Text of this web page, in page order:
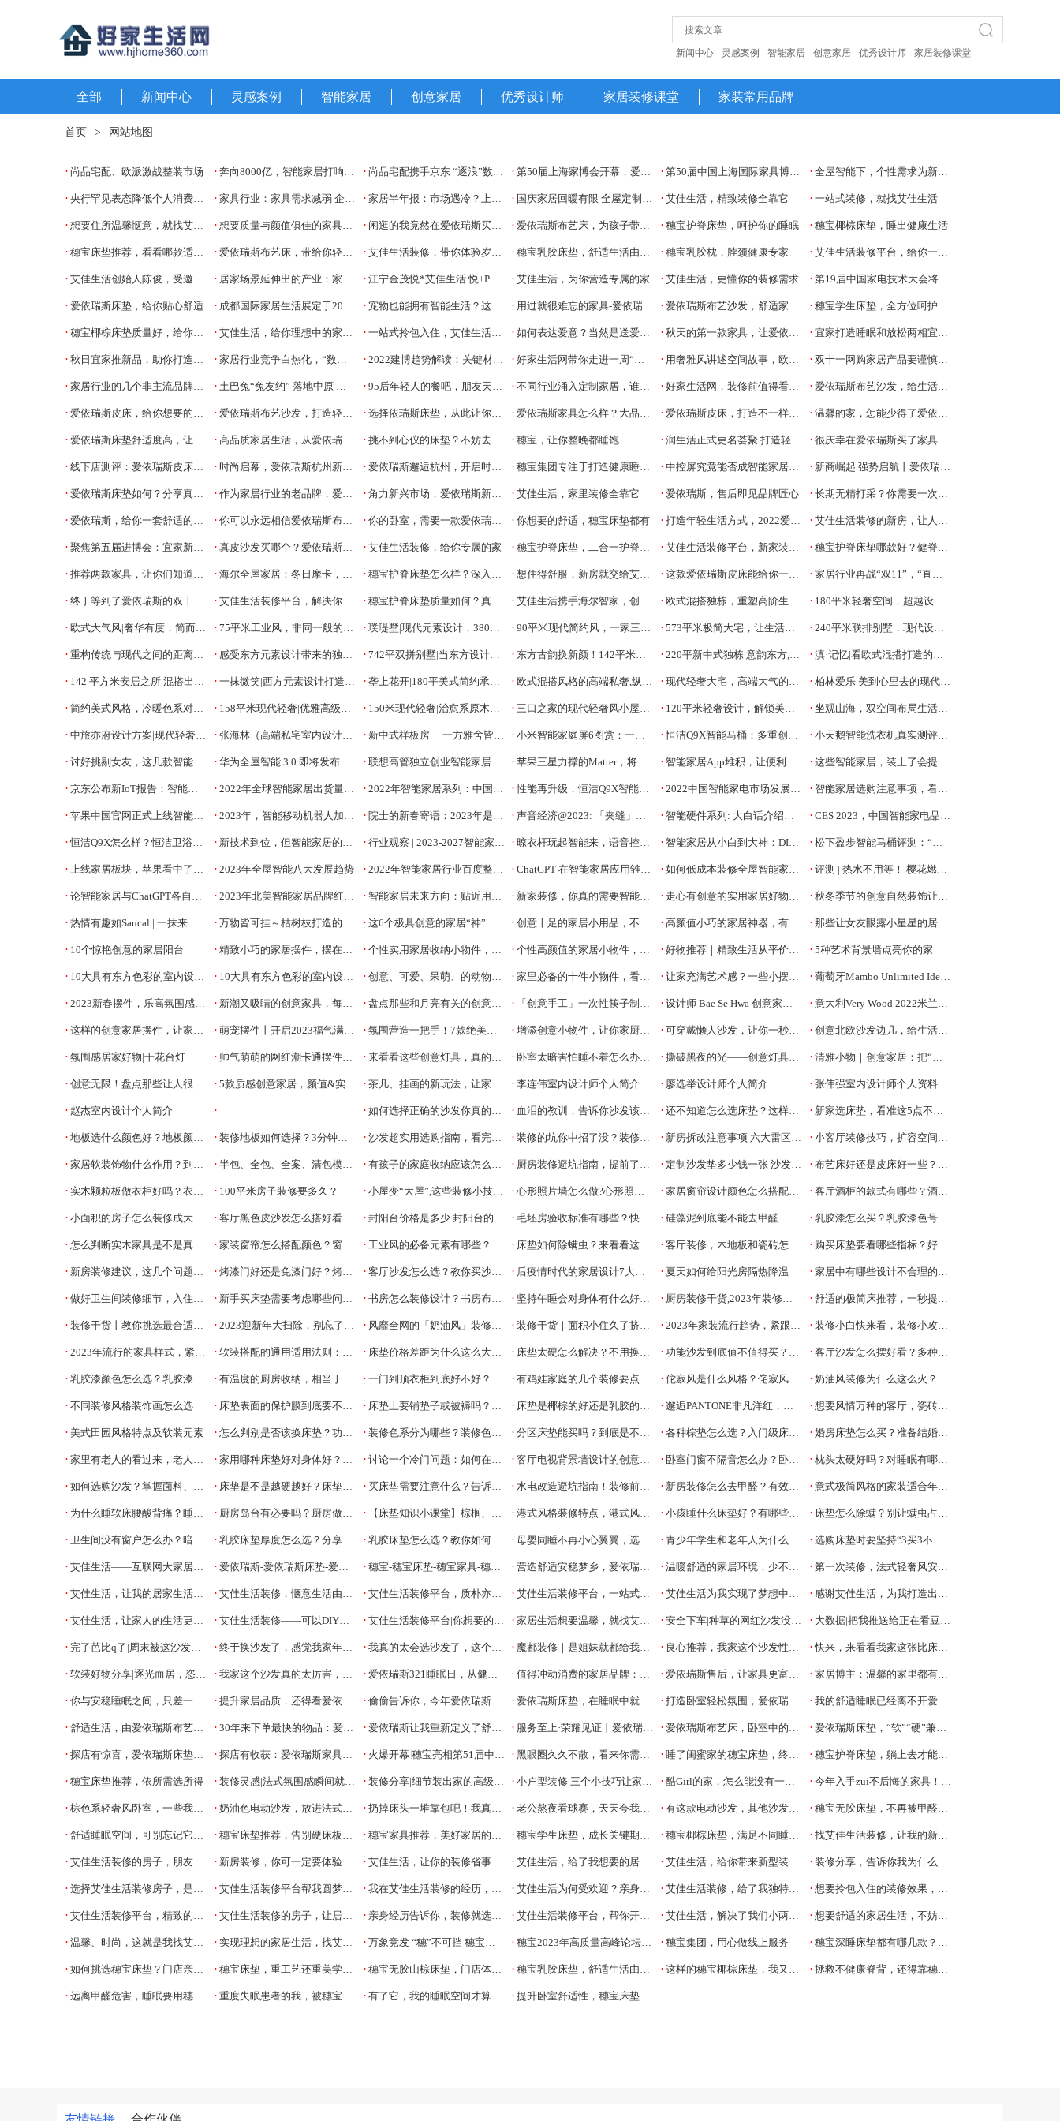
新闻中心 灵感案例 智能家居 创意家居 优秀设计师 家居装修课堂
全部 新闻中心 灵感案例 智能家居 创意家居 优秀设计师 家居装修课堂 家装常用品牌
首页 > 网站地图
· 尚品宅配、欧派激战整装市场 · 奔向8000亿，智能家居打响“空间战” · 尚品宅配携手京东 “逐浪”数字化家居新机遇 · 第50届上海家博会开幕，爱依瑞斯《自由岛》新品重磅首发！ · 第50届中国上海国际家具博览会，爱依瑞斯自由岛重磅首发！ · 全屋智能下，个性需求为新玩家创造细分市场空间
· 央行罕见表态降低个人消费信贷成本，释放了什么信号？ · 家具行业：家具需求减弱 企业成本压力较大 · 家居半年报：市场遇冷？上半年家居企业超半数营收下滑 · 国庆家居回暖有限 全屋定制赛道“负重”领跑 · 艾佳生活，精致装修全靠它 · 一站式装修，就找艾佳生活
· 想要住所温馨惬意，就找艾佳生活装修 · 想要质量与颜值俱佳的家具，就来爱依瑞斯 · 闲逛的我竟然在爱依瑞斯买了一款沙发 · 爱依瑞斯布艺床，为孩子带来童话梦乡 · 穗宝护脊床垫，呵护你的睡眠 · 穗宝椰棕床垫，睡出健康生活
· 穗宝床垫推荐，看看哪款适合你 · 爱依瑞斯布艺床，带给你轻松的卧室环境 · 艾佳生活装修，带你体验岁月静好 · 穗宝乳胶床垫，舒适生活由此开始 · 穗宝乳胶枕，脖颈健康专家 · 艾佳生活装修平台，给你一个舒适的家
· 艾佳生活创始人陈俊，受邀参加2022乐居财经物业论坛 · 居家场景延伸出的产业：家居服务业的崛起 · 江宁金茂悦*艾佳生活 悦+PLUS样板间盛大开放 · 艾佳生活，为你营造专属的家 · 艾佳生活，更懂你的装修需求 · 第19届中国家电技术大会将于10月底在甬举办
· 爱依瑞斯床垫，给你贴心舒适 · 成都国际家居生活展定于2023年2月举行 · 宠物也能拥有智能生活？这几种设备正流行 · 用过就很难忘的家具-爱依瑞斯布艺沙发 · 爱依瑞斯布艺沙发，舒适家居生活必不可少的角色！ · 穗宝学生床垫，全方位呵护儿童健康
· 穗宝椰棕床垫质量好，给你一整晚安心好睡眠 · 艾佳生活，给你理想中的家居氛围感 · 一站式拎包入住，艾佳生活给你居家新体验 · 如何表达爱意？当然是送爱依瑞斯床垫 · 秋天的第一款家具，让爱依瑞斯满足你 · 宜家打造睡眠和放松两相宜的多功能生活空间
· 秋日宜家推新品，助你打造舒适惬意家居空间 · 家居行业竞争白热化，“数字化”或将成战略突破口 · 2022建博趋势解读：关键材质与工艺 · 好家生活网带你走进一周“建”闻 · 用奢雅风讲述空间故事，欧派家居推出秋季新品 · 双十一网购家居产品要谨慎，名品冒牌网店扎堆儿
· 家居行业的几个非主流品牌，你都了解吗 · 土巴兔“兔友约” 落地中原 共商数字化发展大计 · 95后年轻人的餐吧，朋友天天都想来蹭饭 · 不同行业涌入定制家居，谁会最终成为烫手的山芋 · 好家生活网，装修前值得看一看 · 爱依瑞斯布艺沙发，给生活更多享受
· 爱依瑞斯皮床，给你想要的轻奢生活体验 · 爱依瑞斯布艺沙发，打造轻松的卧室环境 · 选择依瑞斯床垫，从此让你爱上睡眠 · 爱依瑞斯家具怎么样？大品牌当然值得信赖 · 爱依瑞斯皮床，打造不一样的卧室格调 · 温馨的家，怎能少得了爱依瑞斯沙发
· 爱依瑞斯床垫舒适度高，让懒床变得理所当然 · 高品质家居生活，从爱依瑞斯沙发开始 · 挑不到心仪的床垫？不妨去穗宝看一下 · 穗宝，让你整晚都睡饱 · 润生活正式更名荟聚 打造轻奢版“小宜家” · 很庆幸在爱依瑞斯买了家具
· 线下店测评：爱依瑞斯皮床，干货满满！ · 时尚启幕，爱依瑞斯杭州新时代旗舰店盛大开业！ · 爱依瑞斯邂逅杭州，开启时尚家居之旅 · 穗宝集团专注于打造健康睡眠床垫 · 中控屏究竟能否成智能家居新宠？ · 新商崛起 强势启航丨爱依瑞斯阜南红星美凯龙旗舰店盛大开业！
· 爱依瑞斯床垫如何？分享真实的测评结果 · 作为家居行业的老品牌，爱依瑞斯怎么样 · 角力新兴市场，爱依瑞斯新乡1600平超级旗舰店盛大开业！ · 艾佳生活，家里装修全靠它 · 爱依瑞斯，售后即见品牌匠心 · 长期无精打采？你需要一次深度好睡眠了
· 爱依瑞斯，给你一套舒适的布艺沙发 · 你可以永远相信爱依瑞斯布艺沙发 · 你的卧室，需要一款爱依瑞斯布艺床 · 你想要的舒适，穗宝床垫都有 · 打造年轻生活方式，2022爱依瑞斯莫拉新品荣耀上市！ · 艾佳生活装修的新房，让人赞不绝口
· 聚焦第五届进博会：宜家新品全球首秀，洞察家居消费升级新趋势 · 真皮沙发买哪个？爱依瑞斯告诉你 · 艾佳生活装修，给你专属的家 · 穗宝护脊床垫，二合一护脊更出众 · 艾佳生活装修平台，新家装修最好选择 · 穗宝护脊床垫哪款好？健脊之冠3.0专为肩颈脊柱而生
· 推荐两款家具，让你们知道爱依瑞斯怎么样 · 海尔全屋家居：冬日摩卡，奏响空间变奏曲 · 穗宝护脊床垫怎么样？深入了解测评真相 · 想住得舒服，新房就交给艾佳生活装修 · 这款爱依瑞斯皮床能给你一个精致生活 · 家居行业再战“双11”，“直播带货”玩儿起来
· 终于等到了爱依瑞斯的双十一活动 · 艾佳生活装修平台，解决你的装修烦恼 · 穗宝护脊床垫质量如何？真实体验测评分享 · 艾佳生活携手海尔智家，创筑互联网智慧家居新时代 · 欧式混搭独栋，重塑高阶生活想象 · 180平米轻奢空间，超越设计，高级至美
· 欧式大气风|奢华有度，简而不凡 · 75平米工业风，非同一般的审美 · 璞瑅墅|现代元素设计，380平米独栋别墅 · 90平米现代简约风，一家三口爱的居所 · 573平米极简大宅，让生活回归本真 · 240平米联排别墅，现代设计元素满满的家
· 重构传统与现代之间的距离，创造新式美 · 感受东方元素设计带来的独特韵味 · 742平双拼别墅|当东方设计元素与现代相遇 · 东方古韵换新颜！142平米新中式风格的家 · 220平新中式独栋|意韵东方,诗意生活 · 滇·记忆|看欧式混搭打造的新型高端住宅
· 142 平方米安居之所|混搭出的新鲜感 · 一抹微笑|西方元素设计打造一个小清新的家 · 垄上花开|180平美式简约承载对家的喜悦 · 欧式混搭风格的高端私奢,纵享别墅生活 · 现代轻奢大宅，高端大气的现代黑白灰 · 柏林爱乐|美到心里去的现代轻奢质感
· 简约美式风格，冷暖色系对比撞色，简约不简单 · 158平米现代轻奢|优雅高级有格调 · 150米现代轻奢|治愈系原木风创造的温馨港湾 · 三口之家的现代轻奢风小屋，幸福感直线拉升 · 120平米轻奢设计，解锁美到窒息的现代风格 · 坐观山海，双空间布局生活乐趣
· 中旅亦府设计方案|现代轻奢风，享受舒适品质生活 · 张海林（高端私宅室内设计师） · 新中式样板房｜ 一方雅舍皆四季灵动 · 小米智能家庭屏6图赏：一屏统管所有智能设备 · 恒洁Q9X智能马桶：多重创新突破 智享品质体验 · 小天鹅智能洗衣机真实测评：WiFi联网，智能洗衣！
· 讨好挑剔女友，这几款智能礼物助你虏获女人心~ · 华为全屋智能 3.0 即将发布，智能家居行业有望迎来新突破 · 联想高管独立创业智能家居品牌，「Cozyla」获首轮融资 · 苹果三星力撑的Matter，将如何改变智能家居？ · 智能家居App堆积，让便利变得不便利 · 这些智能家居，装上了会提升家庭的幸福感
· 京东公布新IoT报告：智能家居入口太多成“烦恼”，应将智能与服务整合 · 2022年全球智能家居出货量降至8.74亿台，智能音箱降幅最大 · 2022年智能家居系列：中国智能鞋柜行业研究报告 · 性能再升级，恒洁Q9X智能马桶引领智能卫浴“芯”生活 · 2022中国智能家电市场发展报告 · 智能家居选购注意事项，看完这些不吃亏
· 苹果中国官网正式上线智能家居板块Apple Home · 2023年，智能移动机器人加速落地 · 院士的新春寄语：2023年是智能汽车商业落地关键年 · 声音经济@2023: 「夹缝」求生，「希望」不远 · 智能硬件系列: 大白话介绍智能家居 · CES 2023，中国智能家电品牌亮点盘点
· 恒洁Q9X怎么样？恒洁卫浴使用测评 · 新技术到位，但智能家居的2023依然凶险 · 行业观察 | 2023-2027智能家居十大发展趋势！ · 晾衣杆玩起智能来，语音控制只是开胃菜 · 智能家居从小白到大神：DIY智能家居全网最全的攻略！ · 松下盈步智能马桶评测：“六边形全能战士”，高端旗舰品质生活
· 上线家居板块，苹果看中了中国智能家居的大市场和分散格局 · 2023年全屋智能八大发展趋势 · 2022年智能家居行业百度整合营销宝典 · ChatGPT 在智能家居应用雏形已现！多家企业开始布局 · 如何低成本装修全屋智能家居？ · 评测 | 热水不用等！ 樱花燃气热水器16E99SA
· 论智能家居与ChatGPT各自的“智” · 2023年北美智能家居品牌红人营销报告 · 智能家居未来方向：贴近用户，打破交互壁垒 · 新家装修，你真的需要智能浴室镜吗？ · 走心有创意的实用家居好物，适合乔迁送礼 · 秋冬季节的创意自然装饰让你的花园更有趣
· 热情有趣如Sancal | 一抹来自西班牙的创意家居风情 · 万物皆可挂～枯树枝打造的创意摆件 · 这6个极具创意的家居“神”设计，个个都让人眼前一亮 · 创意十足的家居小用品，不仅好看还特别实用 · 高颜值小巧的家居神器，有新意又有创意 · 那些让女友眼露小星星的居家创意好物
· 10个惊艳创意的家居阳台 · 精致小巧的家居摆件，摆在家里提升幸福感 · 个性实用家居收纳小物件，高颜值提升家居品味 · 个性高颜值的家居小物件，每一样都是用心设计 · 好物推荐｜精致生活从平价家居摆件开始 · 5种艺术背景墙点亮你的家
· 10大具有东方色彩的室内设计（一） · 10大具有东方色彩的室内设计(二) · 创意、可爱、呆萌、的动物摆件赏析，让家更加的生机勃勃 · 家里必备的十件小物件，看看有没有你家所需要的 · 让家充满艺术感？一些小摆件就够了 · 葡萄牙Mambo Unlimited Ideas，时尚创意家具
· 2023新春摆件，乐高氛围感装饰清单 · 新潮又吸睛的创意家具，每一款都想带回家 · 盘点那些和月亮有关的创意家居品 · 「创意手工」一次性筷子制作简易小木桶摆件模型 · 设计师 Bae Se Hwa 创意家具，不仅线条上流线与动感，更像是波浪 · 意大利Very Wood 2022米兰展新品，简约木家具的设计新意
· 这样的创意家居摆件，让家更时尚 · 萌宠摆件丨开启2023福气满满的一年！ · 氛围营造一把手！7款绝美灯具，低至几块钱 · 增添创意小物件，让你家厨房也能有格调 · 可穿戴懒人沙发，让你一秒变废人 · 创意北欧沙发边几，给生活增添高品感
· 氛围感居家好物|干花台灯 · 帅气萌萌的网红潮卡通摆件，你最中意哪款 · 来看看这些创意灯具，真的很治愈！ · 卧室太暗害怕睡不着怎么办？创意小夜灯陪你安心入睡 · 撕破黑夜的光——创意灯具欣赏 · 清雅小物｜创意家居：把“熊猫”装进你的家！
· 创意无限！盘点那些让人很哇塞的奇奇怪怪的家居设计 · 5款质感创意家居，颜值&实用值拉满！ · 茶几、挂画的新玩法，让家居生活更有创意 · 李连伟室内设计师个人简介 · 廖选举设计师个人简介 · 张伟强室内设计师个人资料
· 赵杰室内设计个人简介 · · 如何选择正确的沙发你真的知道吗 · 血泪的教训，告诉你沙发该如何挑选 · 还不知道怎么选床垫？这样的床垫性价比才高 · 新家选床垫，看准这5点不吃亏
· 地板选什么颜色好？地板颜色选择学问大 · 装修地板如何选择？3分钟看完这批文章你就明白了 · 沙发超实用选购指南，看完不再有选择困难症 · 装修的坑你中招了没？装修避坑指南 · 新房拆改注意事项 六大雷区千万别碰！ · 小客厅装修技巧，扩容空间让客厅变大一倍
· 家居软装饰物什么作用？到底该怎么布置 · 半包、全包、全案、清包模式你都清楚了吗 · 有孩子的家庭收纳应该怎么设计才不后悔 · 厨房装修避坑指南，提前了解不后悔 · 定制沙发垫多少钱一张 沙发垫的种类 · 布艺床好还是皮床好一些？该怎么选
· 实木颗粒板做衣柜好吗？衣柜材质分类有哪些? · 100平米房子装修要多久？ · 小屋变“大屋”,这些装修小技巧你要知道 · 心形照片墙怎么做?心形照片墙制作技巧 · 家居窗帘设计颜色怎么搭配才好看 · 客厅酒柜的款式有哪些？酒柜隔断应该怎么做
· 小面积的房子怎么装修成大开间 · 客厅黑色皮沙发怎么搭好看 · 封阳台价格是多少 封阳台的装修注意事项 · 毛坯房验收标准有哪些？快收好这些必要步骤！ · 硅藻泥到底能不能去甲醛 · 乳胶漆怎么买？乳胶漆色号怎么选
· 怎么判断实木家具是不是真的实木？实木家具真假鉴别 · 家装窗帘怎么搭配颜色？窗帘的材质科普 · 工业风的必备元素有哪些？工业风怎么装 · 床垫如何除螨虫？来看看这些床垫除螨方法 · 客厅装修，木地板和瓷砖怎么选择？ · 购买床垫要看哪些指标？好睡床垫的五个标准
· 新房装修建议，这几个问题需要提前考虑好 · 烤漆门好还是免漆门好？烤漆门的选购事项 · 客厅沙发怎么选？教你买沙发不翻车 · 后疫情时代的家居设计7大新趋势，原来还可以这样装 · 夏天如何给阳光房隔热降温 · 家居中有哪些设计不合理的地方？
· 做好卫生间装修细节，入住超省心 · 新手买床垫需要考虑哪些问题？ · 书房怎么装修设计？书房布置讲究+布置参考 · 坚持午睡会对身体有什么好处？ · 厨房装修干货,2023年装修建议收藏不踩坑 · 舒适的极简床推荐，一秒提升幸福感
· 装修干货丨教你挑选最合适的沙发 · 2023迎新年大扫除，别忘了给床垫除螨！ · 风靡全网的「奶油风」装修如何打造？ · 装修干货｜面积小住久了挤得慌，6招让小户型房子瞬间“变大”！ · 2023年家装流行趋势，紧跟时尚潮流 · 装修小白快来看，装修小攻略以及装修步骤
· 2023年流行的家具样式，紧跟家装潮流才不过时 · 软装搭配的通用适用法则：同色系装修 · 床垫价格差距为什么这么大？4点原因导致的 · 床垫太硬怎么解决？不用换新床垫也能拥有柔软睡感 · 功能沙发到底值不值得买？是智商税吗 · 客厅沙发怎么摆好看？多种沙发布局参考
· 乳胶漆颜色怎么选？乳胶漆配色技巧和注意事项 · 有温度的厨房收纳，相当于白捡几平米 · 一门到顶衣柜到底好不好？一门到顶衣柜优缺点对比 · 有鸡娃家庭的几个装修要点，让亲子居住空间更和谐 · 佗寂风是什么风格？侘寂风常用的设计元素 · 奶油风装修为什么这么火？有推荐的奶油风家具吗？
· 不同装修风格装饰画怎么选 · 床垫表面的保护膜到底要不要撕？床垫使用误区你中招了吗？ · 床垫上要铺垫子或被褥吗？床垫上铺什么 · 床垫是椰棕的好还是乳胶的好？两者怎么选 · 邂逅PANTONE非凡洋红，给你2023年最时髦的家居配色方案！ · 想要风情万种的客厅，瓷砖当然是“吸睛神器”！
· 美式田园风格特点及软装元素 · 怎么判别是否该换床垫？功课贴来了 · 装修色系分为哪些？装修色系搭配技巧 · 分区床垫能买吗？到底是不是智商税 · 各种棕垫怎么选？入门级床垫小贴士 · 婚房床垫怎么买？准备结婚的新人要看的床垫选购攻略
· 家里有老人的看过来，老人床垫怎么选？穗宝护腰床垫推荐 · 家用哪种床垫好对身体好？4种床垫材质大比拼 · 讨论一个冷门问题：如何在农村老家盖房子？ · 客厅电视背景墙设计的创意，背景墙的材料有哪些 · 卧室门窗不隔音怎么办？卧室门窗怎么选 · 枕头太硬好吗？对睡眠有哪些影响
· 如何选购沙发？掌握面料、尺寸、填充物、坐垫、靠背、扶手、板材要点，安排！ · 床垫是不是越硬越好？床垫软硬度如何评判 · 买床垫需要注意什么？告诉你什么样的床垫不要买 · 水电改造避坑指南！装修前注意这几个点，住上几十年都放心 · 新房装修怎么去甲醛？有效去甲醛的方法有哪些 · 意式极简风格的家装适合年轻人吗？
· 为什么睡软床腰酸背痛？睡硬床很舒服？ · 厨房岛台有必要吗？厨房做岛台好不好 · 【床垫知识小课堂】棕榈、弹簧、乳胶、记忆棉、海绵床垫选购指南 · 港式风格装修特点，港式风格分类 · 小孩睡什么床垫好？有哪些推荐？ · 床垫怎么除螨？别让螨虫占领你的床
· 卫生间没有窗户怎么办？暗卫怎么改造好 · 乳胶床垫厚度怎么选？分享乳胶床垫保养小知识 · 乳胶床垫怎么选？教你如何选到优质乳胶床垫 · 母婴同睡不再小心翼翼，选对床垫就行了 · 青少年学生和老年人为什么要睡3D椰棕床垫？3D椰棕是什么 · 选购床垫时要坚持“3买3不买”，学会了才能不踩坑
· 艾佳生活——互联网大家居生态平台 · 爱依瑞斯-爱依瑞斯床垫-爱依瑞斯沙发 · 穗宝-穗宝床垫-穗宝家具-穗宝集团 · 营造舒适安稳梦乡，爱依瑞斯皮床来帮忙 · 温暖舒适的家居环境，少不了爱依瑞斯家具的支撑 · 第一次装修，法式轻奢风安全下车！
· 艾佳生活，让我的居家生活变得轻松愉悦 · 艾佳生活装修，惬意生活由此开始 · 艾佳生活装修平台，质朴亦有高级范 · 艾佳生活装修平台，一站式解决装修烦恼 · 艾佳生活为我实现了梦想中的居住环境 · 感谢艾佳生活，为我打造出了温馨住所
· 艾佳生活，让家人的生活更精致 · 艾佳生活装修——可以DIY理想家的装修平台 · 艾佳生活装修平台|你想要的理想家，可能就这么简单 · 家居生活想要温馨，就找艾佳生活 · 安全下车|种草的网红沙发没翻车哦！ · 大数据|把我推送给正在看豆腐块沙发的姐妹
· 完了芭比q了|周末被这沙发死死地锁住了！ · 终于换沙发了，感觉我家年轻了10岁！ · 我真的太会选沙发了，这个豆腐块美爆！ · 魔都装修｜是姐妹就都给我冲爱依瑞斯沙发！ · 良心推荐，我家这个沙发性价比爆了！ ·快来，来看看我家这张比床还舒服的沙发
· 软装好物分享|逐光而居，恣意而动！ · 我家这个沙发真的太厉害，各种风格无缝衔接 · 爱依瑞斯321睡眠日，从健康出发，让你睡个好觉！ · 值得冲动消费的家居品牌：爱依瑞斯 · 爱依瑞斯售后，让家具更富人情味 · 家居博主：温馨的家里都有一款爱依瑞斯沙发
· 你与安稳睡眠之间，只差一款爱依瑞斯软床 · 提升家居品质，还得看爱依瑞斯皮床 · 偷偷告诉你，今年爱依瑞斯家具新亮点 · 爱依瑞斯床垫，在睡眠中就让你变美！ · 打造卧室轻松氛围，爱依瑞斯布艺床必不可少 · 我的舒适睡眠已经离不开爱依瑞斯床垫了
· 舒适生活，由爱依瑞斯布艺沙发来演绎 · 30年来下单最快的物品：爱依瑞斯布艺床 · 爱依瑞斯让我重新定义了舒适生活 · 服务至上·荣耀见证丨爱依瑞斯荣获“2023年度家居行业服务榜样”称号！ · 爱依瑞斯布艺床，卧室中的绝对“主角” · 爱依瑞斯床垫，“软”“硬”兼顾，只为舒适睡眠
· 探店有惊喜，爱依瑞斯床垫，带给你舒适好睡眠 · 探店有收获：爱依瑞斯家具，给你恰到好处的舒适 · 火爆开幕∣穗宝亮相第51届中国（广州）国际家具博览会 · 黑眼圈久久不散，看来你需要一次深度好睡眠了 · 睡了闺蜜家的穗宝床垫，终于不用再见电光火石 · 穗宝护脊床垫，躺上去才能感受到如何护脊
· 穗宝床垫推荐，依所需选所得 · 装修灵感|法式氛围感瞬间就有了~ · 装修分享|细节装出家的高级感~ · 小户型装修|三个小技巧让家里更显大~ · 酷Girl的家，怎么能没有一款黑色真皮沙发？ · 今年入手zui不后悔的家具！黑奢风软床无疑了
· 棕色系轻奢风卧室，一些我爱的好物推荐 · 奶油色电动沙发，放进法式轻奢风客厅超搭！ · 扔掉床头一堆靠包吧！我真的离不开软包床！ · 老公熬夜看球赛，天天夸我沙发选的好！ · 有这款电动沙发，其他沙发再也无法入我眼！ · 穗宝无胶床垫，不再被甲醛问题烦恼
· 舒适睡眠空间，可别忘记它的重要性 · 穗宝床垫推荐，告别硬床板，在宿舍也要睡个好觉 · 穗宝家具推荐，美好家居的风格之选 · 穗宝学生床垫，成长关键期呵护儿童脊柱发育 · 穗宝椰棕床垫，满足不同睡感需求 · 找艾佳生活装修，让我的新房添新颜
· 艾佳生活装修的房子，朋友都以为是样板间 · 新房装修，你可一定要体验一下艾佳生活 · 艾佳生活，让你的装修省事、省力 · 艾佳生活，给了我想要的居家幸福感 · 艾佳生活，给你带来新型装修体验 · 装修分享，告诉你我为什么选择艾佳生活装修
· 选择艾佳生活装修房子，是我最明智的选择 · 艾佳生活装修平台帮我圆梦理想新家 · 我在艾佳生活装修的经历，结果...... · 艾佳生活为何受欢迎？亲身体验后找到了答案 · 艾佳生活装修，给了我独特的装修体验 · 想要拎包入住的装修效果，选择艾佳生活装修平台
· 艾佳生活装修平台，精致的家就靠它 · 艾佳生活装修的房子，让居家生活又上了一个档次 · 亲身经历告诉你，装修就选艾佳生活装修平台 · 艾佳生活装修平台，帮你开启舒适生活 · 艾佳生活，解决了我们小两口的装修需求 · 想要舒适的家居生活，不妨找艾佳生活
· 温馨、时尚，这就是我找艾佳生活装修的小窝 · 实现理想的家居生活，找艾佳生活很靠谱 · 万象竞发 “穗”不可挡 穗宝集团2023年春季新品发布会圆满落幕 · 穗宝2023年高质量高峰论坛：洞观新时局，锐意再进发 · 穗宝集团，用心做线上服务 · 穗宝深睡床垫都有哪几款？深睡系列认识一下
· 如何挑选穗宝床垫？门店亲身示范 · 穗宝床垫，重工艺还重美学，内外兼修 · 穗宝无胶山棕床垫，门店体验走一波 · 穗宝乳胶床垫，舒适生活由此开始 · 这样的穗宝椰棕床垫，我又怎能不爱 · 拯救不健康脊背，还得靠穗宝椰棕床垫
· 远离甲醛危害，睡眠要用穗宝无胶床垫 · 重度失眠患者的我，被穗宝品牌治好了 · 有了它，我的睡眠空间才算完整 · 提升卧室舒适性，穗宝床垫来帮忙